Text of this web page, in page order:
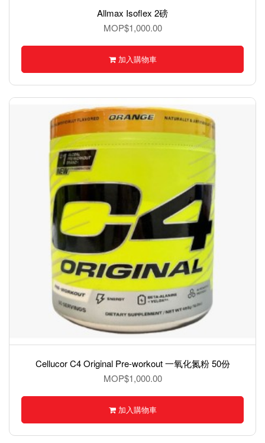
Allmax Isoflex 2磅
MOP$1,000.00
加入購物車
Cellucor C4 Original Pre-workout 一氧化氮粉 50份
MOP$1,000.00
加入購物車